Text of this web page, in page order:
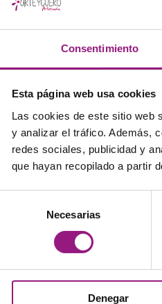
Consentimiento
Esta página web usa cookies
Las cookies de este sitio web
y analizar el tráfico. Además,
redes sociales, publicidad y
que hayan recopilado a partir
consentimiento
Necesarias
Denegar